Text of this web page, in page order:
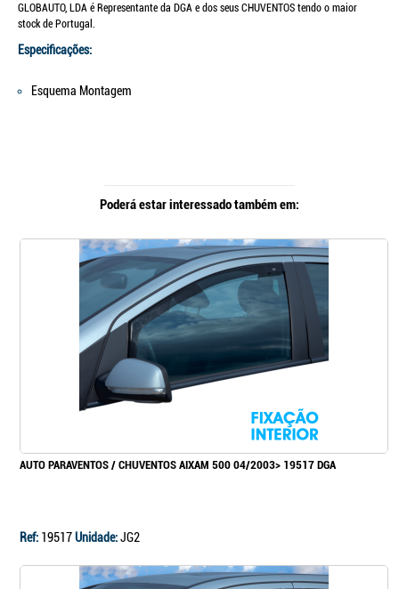
GLOBAUTO, LDA é Representante da DGA e dos seus CHUVENTOS tendo o maior
stock de Portugal.
Especificações:
Esquema Montagem
Poderá estar interessado também em:
AUTO PARAVENTOS / CHUVENTOS AIXAM 500 04/2003> 19517 DGA
Ref: 19517Unidade:JG2